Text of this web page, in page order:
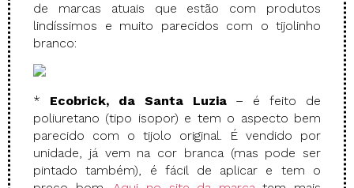
de marcas atuais que estão com produtos
lindíssimos e muito parecidos com o tijolinho
branco:
* Ecobrick, da Santa Luzia– é feito de
poliuretano (tipo isopor) e tem o aspecto bem
parecido com o tijolo original. É vendido por
unidade, já vem na cor branca (mas pode ser
pintado também), é fácil de aplicar e tem o